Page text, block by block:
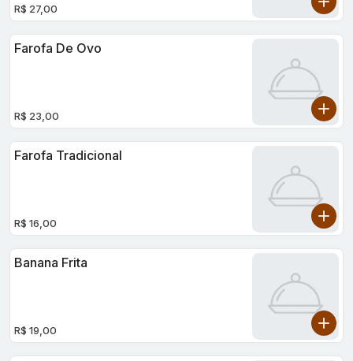
R$ 27,00
Farofa De Ovo
R$ 23,00
Farofa Tradicional
R$ 16,00
Banana Frita
R$ 19,00